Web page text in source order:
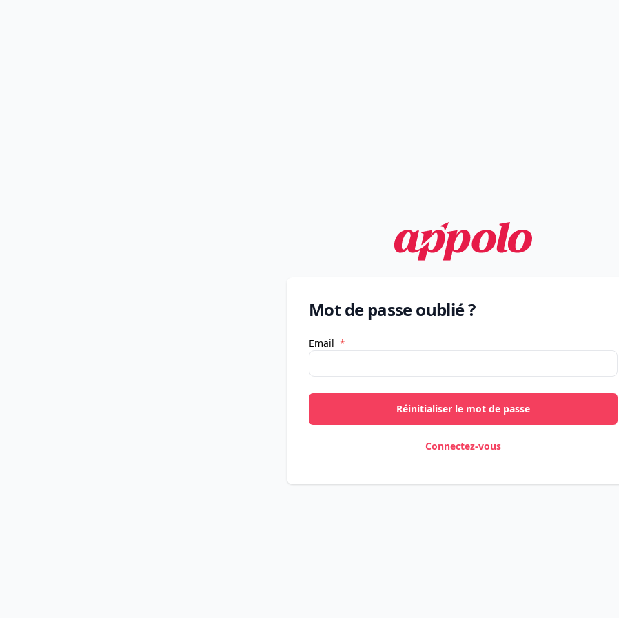
Mot de passe oublié ?
Email
Réinitialiser le mot de passe
Connectez-vous